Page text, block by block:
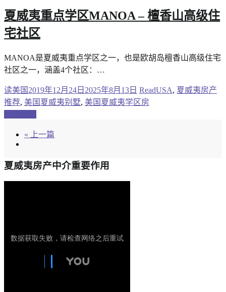
夏威夷重点学区MANOA – 檀香山高级住
宅社区
MANOA是夏威夷重点学区之一，也是欧胡岛檀香山高级住宅
社区之一，涵盖4个社区：…
读美国 2019年12月24日 2025年8月13日 ReadUSA, 夏威夷房产
推荐, 美国夏威夷别墅, 美国夏威夷学区房
« 上一篇
夏威夷房产中介重要作用